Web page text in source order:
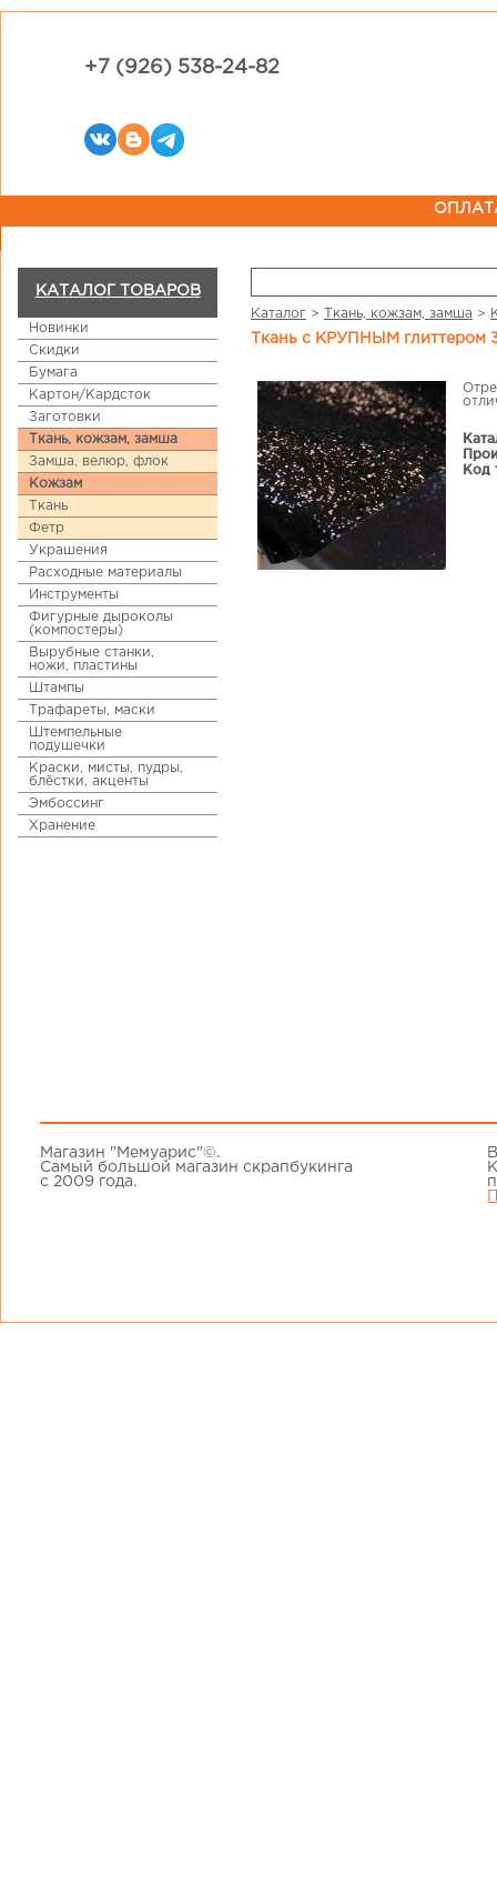
+7 (926) 538-24-82
КАТАЛОГ ТОВАРОВ
Новинки
Скидки
Бумага
Картон/Кардсток
Заготовки
Ткань, кожзам, замша
Замша, велюр, флок
Кожзам
Ткань
Фетр
Украшения
Расходные материалы
Инструменты
Фигурные дыроколы
(компостеры)
Вырубные станки,
ножи, пластины
Штампы
Трафареты, маски
Штемпельные
подушечки
Краски, мисты, пудры,
блёстки, акценты
Эмбоссинг
Хранение
Каталог > Ткань, кожзам, замша >
Ткань с КРУПНЫМ глиттером
Код
Магазин "Мемуарис"©.
Самый большой магазин скрапбукинга
с 2009 года.